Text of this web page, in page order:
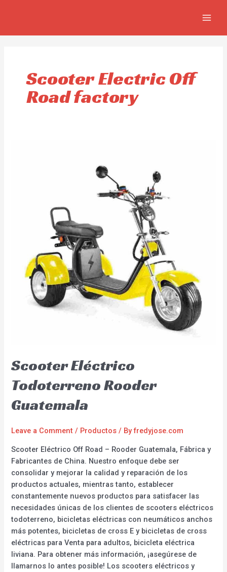
Scooter Electric Off
Road factory
Scooter Eléctrico
Todoterreno Rooder
Guatemala
Leave a Comment / Productos / Byfredyjose.com
Scooter Eléctrico Off Road – Rooder Guatemala, Fábrica y
Fabricantes de China. Nuestro enfoque debe ser
consolidar y mejorar la calidad y reparación de los
productos actuales, mientras tanto, establecer
constantemente nuevos productos para satisfacer las
necesidades únicas de los clientes de scooters eléctricos
todoterreno, bicicletas eléctricas con neumáticos anchos
más potentes, bicicletas de cross E y bicicletas de cross
eléctricas para Venta para adultos, bicicleta eléctrica
liviana. Para obtener más información, ¡asegúrese de
llamarnos lo antes posible! Los scooters eléctricos y